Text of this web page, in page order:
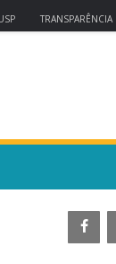
TRANSPARÊNCIA